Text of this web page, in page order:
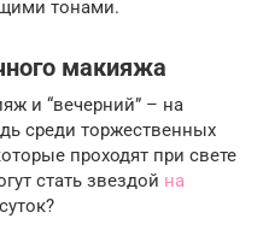
тонами.
макияжа
и “вечерний” – на
среди торжественных
проходят при свете
стать звездой на